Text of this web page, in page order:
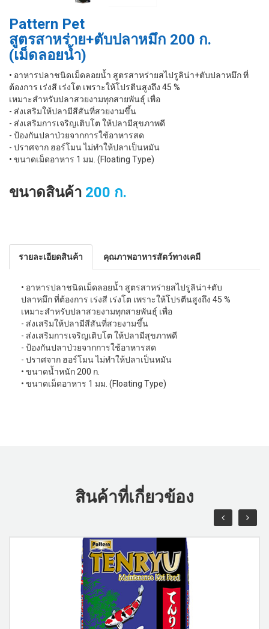
Pattern Pet
สูตรสาหร่าย+ตับปลาหมึก 200 ก.
(เม็ดลอยนํ้า)
• อาหารปลาชนิดเม็ดลอยน้ำ สูตรสาหร่ายสไปรูลิน่า+ตับปลาหมึก ที่
ต้องการ เร่งสี เร่งโต เพราะให้โปรตีนสูงถึง 45 %
เหมาะสำหรับปลาสวยงามทุกสายพันธุ์ เพื่อ
- ส่งเสริมให้ปลามีสีสันที่สวยงามขึ้น
- ส่งเสริมการเจริญเติบโต ให้ปลามีสุขภาพดี
- ป้องกันปลาป่วยจากการใช้อาหารสด
- ปราศจาก ฮอร์โมน ไม่ทำให้ปลาเป็นหมัน
• ขนาดเม็ดอาหาร 1 มม. (Floating Type)
ขนาดสินค้า 200 ก.
รายละเอียดสินค้า คุณภาพอาหารสัตว์ทางเคมี
• อาหารปลาชนิดเม็ดลอยน้ำ สูตรสาหร่ายสไปรูลิน่า+ตับ
ปลาหมึก ที่ต้องการ เร่งสี เร่งโต เพราะให้โปรตีนสูงถึง 45 %
เหมาะสำหรับปลาสวยงามทุกสายพันธุ์ เพื่อ
- ส่งเสริมให้ปลามีสีสันที่สวยงามขึ้น
- ส่งเสริมการเจริญเติบโต ให้ปลามีสุขภาพดี
- ป้องกันปลาป่วยจากการใช้อาหารสด
- ปราศจาก ฮอร์โมน ไม่ทำให้ปลาเป็นหมัน
• ขนาดนํ้าหนัก 200 ก.
• ขนาดเม็ดอาหาร 1 มม. (Floating Type)
สินค้าที่เกี่ยวข้อง